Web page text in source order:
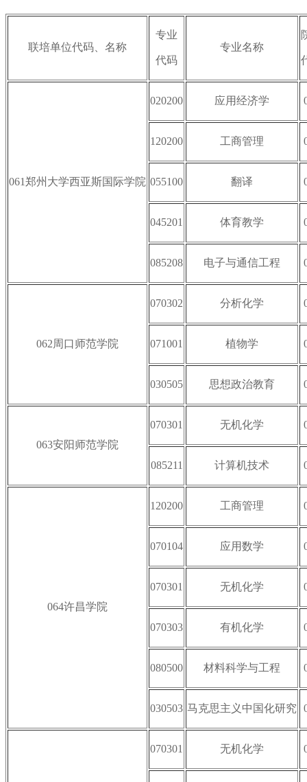
联培单位代码、名称
专业
代码
专业名称
061郑州大学西亚斯国际学院
020200 应用经济学
120200 工商管理
055100 翻译
045201 体育教学
085208 电子与通信工程
062周口师范学院
070302 分析化学
071001 植物学
030505 思想政治教育
063安阳师范学院
070301 无机化学
085211 计算机技术
064许昌学院
120200 工商管理
070104 应用数学
070301 无机化学
070303 有机化学
080500 材料科学与工程
030503 马克思主义中国化研究
070301 无机化学